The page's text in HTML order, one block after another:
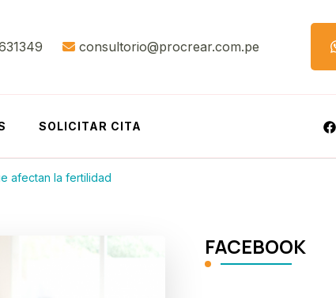
consultorio@procrear.com.pe
SOLICITAR CITA
afectan la fertilidad
FACEBOOK